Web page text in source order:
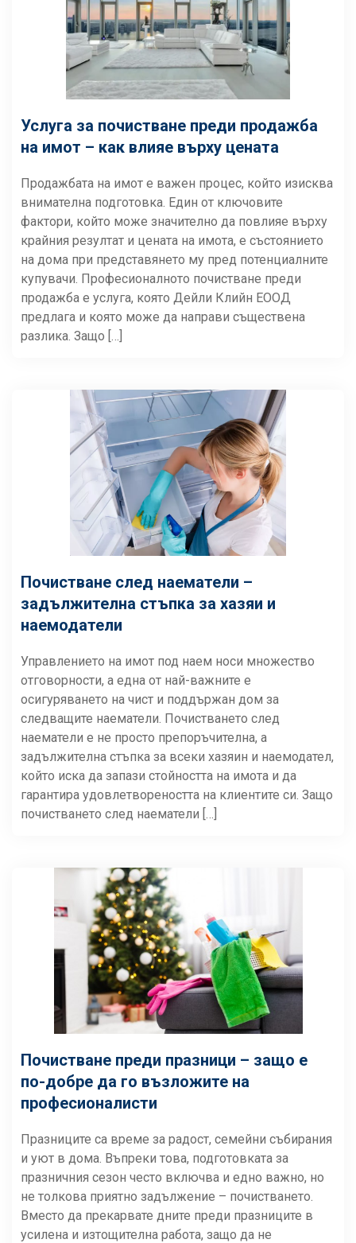
Услуга за почистване преди продажба
на имот – как влияе върху цената
Продажбата на имот е важен процес, който изисква
внимателна подготовка. Един от ключовите
фактори, който може значително да повлияе върху
крайния резултат и цената на имота, е състоянието
на дома при представянето му пред потенциалните
купувачи. Професионалното почистване преди
продажба е услуга, която Дейли Клийн ЕООД
предлага и която може да направи съществена
разлика. Защо […]
Почистване след наематели –
задължителна стъпка за хазяи и
наемодатели
Управлението на имот под наем носи множество
отговорности, а една от най-важните е
осигуряването на чист и поддържан дом за
следващите наематели. Почистването след
наематели е не просто препоръчителна, а
задължителна стъпка за всеки хазяин и наемодател,
който иска да запази стойността на имота и да
гарантира удовлетвореността на клиентите си. Защо
почистването след наематели […]
Почистване преди празници – защо е
по-добре да го възложите на
професионалисти
Празниците са време за радост, семейни събирания
и уют в дома. Въпреки това, подготовката за
празничния сезон често включва и едно важно, но
не толкова приятно задължение – почистването.
Вместо да прекарвате дните преди празниците в
усилена и изтощителна работа, защо да не